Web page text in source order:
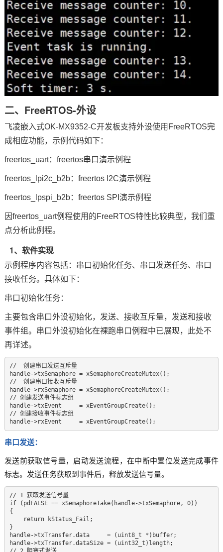
二、FreeRTOS-外设
飞凌嵌入式OK-MX9352-C开发板支持外设使用FreeRTOS完
成相应功能，示例代码如下：
freertos_uart：freertos串口演示例程
freertos_lpi2c_b2b：freertos I2C演示例程
freertos_lpspi_b2b：freertos SPI 演示例程
因freertos_uart例程使用的FreeRTOS特性比较典型，我们重
点分析此例程。
1、软件实现
示例程序内容包括：串口初始化任务、串口发送任务、串口
接收任务。具体如下：
串口初始化任务：
主要包含串口外设初始化，发送、接收互斥量，发送和接收
事件组。串口外设初始化在裸跑串口例程中已展现，此处不
再详述。
//  创建串口发送互斥量
handle->txSemaphore = xSemaphoreCreateMutex();
//  创建串口接收互斥量
handle->rxSemaphore = xSemaphoreCreateMutex();
// 创建发送事件标志组
handle->txEvent     = xEventGroupCreate();
// 创建接收事件标志组
handle->rxEvent     = xEventGroupCreate();
串口发送：
发送前获取信号量，启动发送流程，在中断中置位发送完成事件
标志。发送任务获取到事件后，释放发送信号量。
// 1 获取发送信号量
if (pdFALSE == xSemaphoreTake(handle->txSemaphore, 0))
{
}
handle->txTransfer.data     = (uint8_t *)buffer;
handle->txTransfer.dataSize = (uint32_t)length;